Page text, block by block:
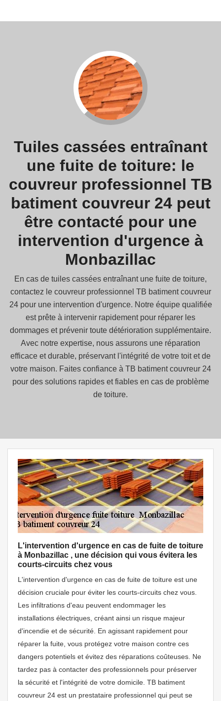
Tuiles cassées entraînant
une fuite de toiture: le
couvreur professionnel TB
batiment couvreur 24 peut
être contacté pour une
intervention d'urgence à
Monbazillac
En cas de tuiles cassées entraînant une fuite de toiture,
contactez le couvreur professionnel TB batiment couvreur
24 pour une intervention d'urgence. Notre équipe qualifiée
est prête à intervenir rapidement pour réparer les
dommages et prévenir toute détérioration supplémentaire.
Avec notre expertise, nous assurons une réparation
efficace et durable, préservant l'intégrité de votre toit et de
votre maison. Faites confiance à TB batiment couvreur 24
pour des solutions rapides et fiables en cas de problème
de toiture.
L'intervention d'urgence en cas de fuite de toiture
à Monbazillac , une décision qui vous évitera les
courts-circuits chez vous
L'intervention d'urgence en cas de fuite de toiture est une
décision cruciale pour éviter les courts-circuits chez vous.
Les infiltrations d'eau peuvent endommager les
installations électriques, créant ainsi un risque majeur
d'incendie et de sécurité. En agissant rapidement pour
réparer la fuite, vous protégez votre maison contre ces
dangers potentiels et évitez des réparations coûteuses. Ne
tardez pas à contacter des professionnels pour préserver
la sécurité et l'intégrité de votre domicile. TB batiment
couvreur 24 est un prestataire professionnel qui peut se